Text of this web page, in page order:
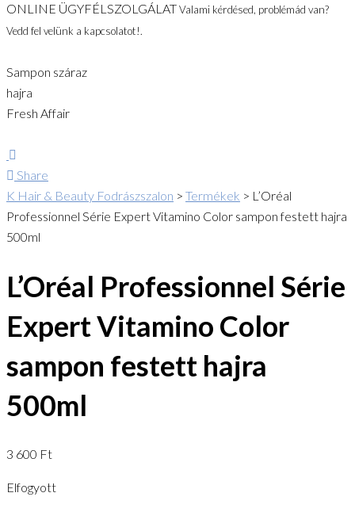
ONLINE ÜGYFÉLSZOLGÁLATValami kérdésed, problémád van?
Vedd fel velünk a kapcsolatot!.
Sampon száraz
hajra
Fresh Affair
Share
K Hair & Beauty Fodrászszalon > Termékek > L’Oréal
Professionnel Série Expert Vitamino Color sampon festett hajra
500ml
L’Oréal Professionnel Série
Expert Vitamino Color
sampon festett hajra
500ml
3 600 Ft
Elfogyott